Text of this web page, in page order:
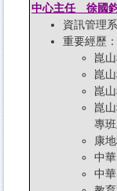
中心主任 徐國
資訊管理
重要經歷：
崑
崑
崑
崑
專
康
中
中